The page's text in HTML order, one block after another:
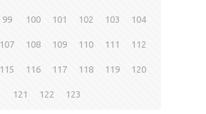
99 100 101 102 103 104
107 108 109 110 111 112
115 116 117 118 119 120
121 122 123